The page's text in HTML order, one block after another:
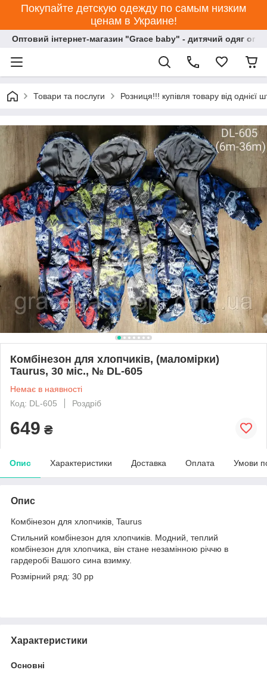
Покупайте детскую одежду по самым низким
ценам в Украине!
Оптовий інтернет-магазин "Grace baby" - дитячий одяг
Товари та послуги Розниця!!! купівля товару від однієї
Комбінезон для хлопчиків, (маломірки)
Taurus, 30 міс., № DL-605
Немає в наявності
Код: DL-605
Роздріб
649 ₴
Опис Характеристики Доставка Оплата Умови
Опис
Комбінезон для хлопчиків, Taurus
Стильний комбінезон для хлопчиків. Модний, теплий
комбінезон для хлопчика, він стане незамінною річчю в
гардеробі Вашого сина взимку.
Розмірний ряд: 30 рр
Характеристики
Основні